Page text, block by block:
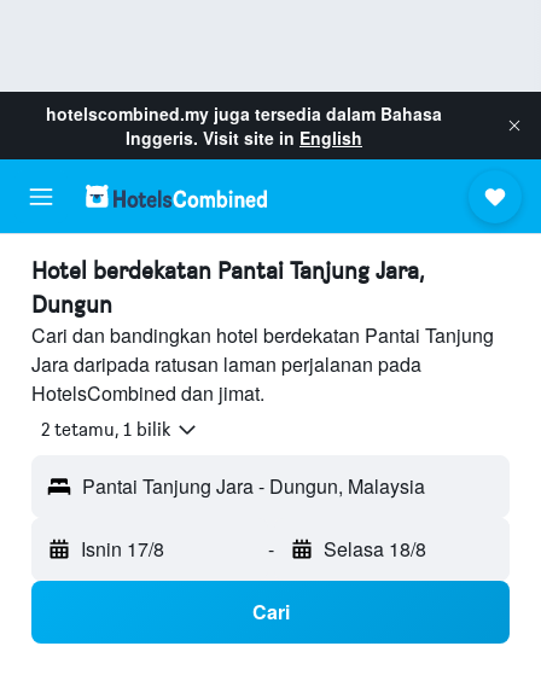
hotelscombined.my juga tersedia dalam Bahasa
Inggeris. Visit site in English
Hotel berdekatan Pantai Tanjung Jara,
Dungun
Cari dan bandingkan hotel berdekatan Pantai Tanjung
Jara daripada ratusan laman perjalanan pada
HotelsCombined dan jimat.
2 tetamu, 1 bilik
Pantai Tanjung Jara - Dungun, Malaysia
Isnin 17/8 - Selasa 18/8
Cari